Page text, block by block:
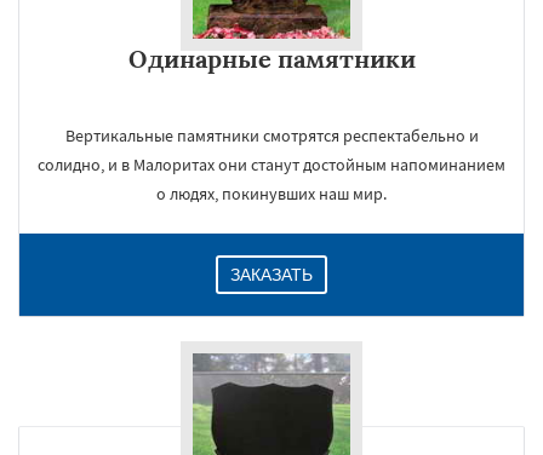
Одинарные памятники
Вертикальные памятники смотрятся респектабельно и
солидно, и в Малоритах они станут достойным напоминанием
о людях, покинувших наш мир.
ЗАКАЗАТЬ